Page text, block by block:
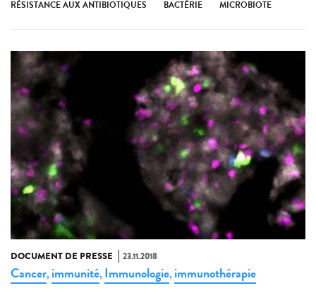
RÉSISTANCE AUX ANTIBIOTIQUES BACTÉRIE MICROBIOTE
DOCUMENT DE PRESSE 23.11.2018
Cancer, immunité, Immunologie, immunothérapie